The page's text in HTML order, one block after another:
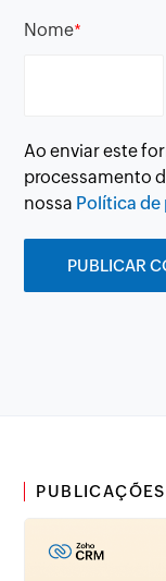
Nome*
Ao enviar este
processamento
nossa Política